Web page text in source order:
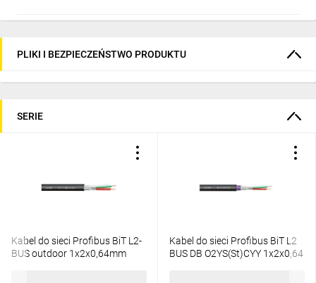
PLIKI I BEZPIECZEŃSTWO PRODUKTU
SERIE
Kabel do sieci Profibus BiT L2-
BUS outdoor 1x2x0,64mm
Kabel do sieci Profibus BiT L2
BUS DB O2YS(St)CYY 1x2x0,64